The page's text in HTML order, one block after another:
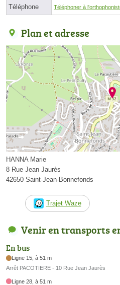
Téléphone Téléphoner à
Plan et adresse
HANNA Marie
8 Rue Jean Jaurès
42650 Saint-Jean-Bonnefonds
Trajet Waze
Venir en transports
En bus
Ligne 15, à 51 m
Arrêt PACOTIERE - 10 Rue Jean Jaurès
Ligne 28, à 51 m